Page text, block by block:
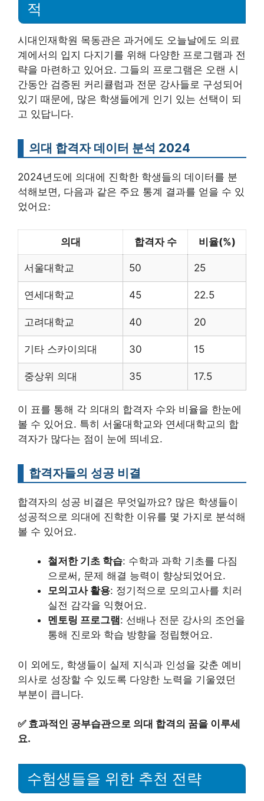
적
시대인재학원 목동관은 과거에도 오늘날에도 의료
계에서의 입지 다지기를 위해 다양한 프로그램과 전
략을 마련하고 있어요. 그들의 프로그램은 오랜 시
간동안 검증된 커리큘럼과 전문 강사들로 구성되어
있기 때문에, 많은 학생들에게 인기 있는 선택이 되
고 있답니다.
의대 합격자 데이터 분석 2024
2024년도에 의대에 진학한 학생들의 데이터를 분
석해보면, 다음과 같은 주요 통계 결과를 얻을 수 있
었어요:
의대 합격자 수 비율(%)
서울대학교 50 25
연세대학교 45 22.5
고려대학교 40 20
기타 스카이의대 30 15
중상위 의대 35 17.5
이 표를 통해 각 의대의 합격자 수와 비율을 한눈에
볼 수 있어요. 특히 서울대학교와 연세대학교의 합
격자가 많다는 점이 눈에 띄네요.
합격자들의 성공 비결
합격자의 성공 비결은 무엇일까요? 많은 학생들이
성공적으로 의대에 진학한 이유를 몇 가지로 분석해
볼 수 있어요.
철저한 기초 학습: 수학과 과학 기초를 다짐
으로써, 문제 해결 능력이 향상되었어요.
모의고사 활용: 정기적으로 모의고사를 치러
실전 감각을 익혔어요.
멘토링 프로그램: 선배나 전문 강사의 조언을
통해 진로와 학습 방향을 정립했어요.
이 외에도, 학생들이 실제 지식과 인성을 갖춘 예비
의사로 성장할 수 있도록 다양한 노력을 기울였던
부분이 큽니다.
✅ 효과적인 공부습관으로 의대 합격의 꿈을 이루세
요.
수험생들을 위한 추천 전략